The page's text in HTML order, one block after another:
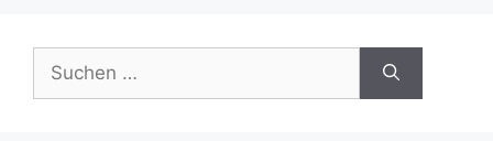
nach: